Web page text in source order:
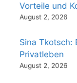
Vorteile und
August 2, 2026
Sina Tkotsch:
Privatleben
August 2, 2026